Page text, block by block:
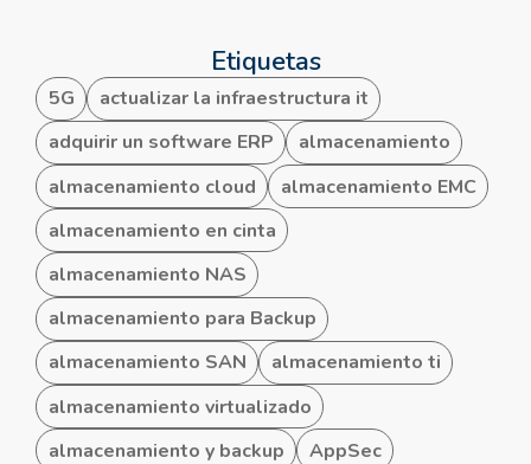
Etiquetas
5G
actualizar la infraestructura it
adquirir un software ERP
almacenamiento
almacenamiento cloud
almacenamiento EMC
almacenamiento en cinta
almacenamiento NAS
almacenamiento para Backup
almacenamiento SAN
almacenamiento ti
almacenamiento virtualizado
almacenamiento y backup
AppSec